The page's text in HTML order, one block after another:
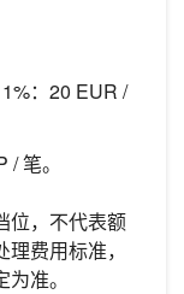
：20 EUR /
笔。
位，不代表额
费用标准，
准。